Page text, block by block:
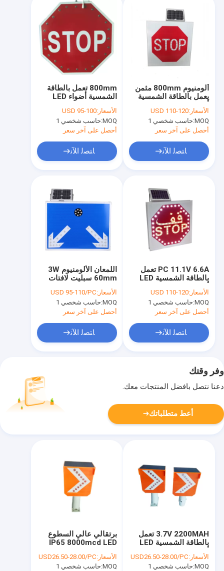
800mm تعمل بالطاقة
الشمسية أضواء LED
وامضة
الأسعار:USD 95-100
MOQ: حاسب شخصي 1
أحصل على آخر سعر
ﺎﺘﺼﻟ ﺍﻶﻧ
ألومنيوم 800mm مثمن
يعمل بالطاقة الشمسية
أضواء LED وامضة حمراء
الأسعار:USD 110-120
MOQ: حاسب شخصي 1
أحصل على آخر سعر
ﺎﺘﺼﻟ ﺍﻶﻧ
اللمعان الألومنيوم 3W
60mm سبليت لافتات
الطرق ، إشارات المرور
بالطاقة الشمسية
الأسعار:USD 95-110/PC
MOQ: حاسب شخصي 1
أحصل على آخر سعر
ﺎﺘﺼﻟ ﺍﻶﻧ
PC 11.1V 6.6A تعمل
بالطاقة الشمسية LED
أضواء وامضة للسلامة
المرورية
الأسعار:USD 110-120
MOQ: حاسب شخصي 1
أحصل على آخر سعر
ﺎﺘﺼﻟ ﺍﻶﻧ
وفر وقتك
دعنا نتصل بأفضل المنتجات معك.
أعط متطلباتك
برتقالي عالي السطوع
IP65 8000mcd LED
Arrow Sign Power
Saving
الأسعار:USD26.50-28.00/PC
MOQ: حاسب شخصي 1
3.7V 2200MAH تعمل
بالطاقة الشمسية LED
أضواء وامضة لشبك
السياج
الأسعار:USD26.50-28.00/PC
MOQ: حاسب شخصي 1